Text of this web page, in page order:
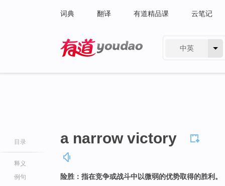
词典 翻译 有道精品课 云笔记
中英
目录
释义
例句
a narrow victory
险胜：指在竞争或战斗中以微弱的优势取得的胜利。